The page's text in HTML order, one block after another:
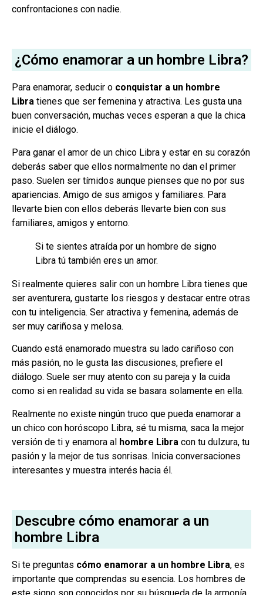
confrontaciones con nadie.
¿Cómo enamorar a un hombre Libra?
Para enamorar, seducir o conquistar a un hombre
Libra tienes que ser femenina y atractiva. Les gusta una
buen conversación, muchas veces esperan a que la chica
inicie el diálogo.
Para ganar el amor de un chico Libra y estar en su corazón
deberás saber que ellos normalmente no dan el primer
paso. Suelen ser tímidos aunque pienses que no por sus
apariencias. Amigo de sus amigos y familiares. Para
llevarte bien con ellos deberás llevarte bien con sus
familiares, amigos y entorno.
Si te sientes atraída por un hombre de signo
Libra tú también eres un amor.
Si realmente quieres salir con un hombre Libra tienes que
ser aventurera, gustarte los riesgos y destacar entre otras
con tu inteligencia. Ser atractiva y femenina, además de
ser muy cariñosa y melosa.
Cuando está enamorado muestra su lado cariñoso con
más pasión, no le gusta las discusiones, prefiere el
diálogo. Suele ser muy atento con su pareja y la cuida
como si en realidad su vida se basara solamente en ella.
Realmente no existe ningún truco que pueda enamorar a
un chico con horóscopo Libra, sé tu misma, saca la mejor
versión de ti y enamora al hombre Libra con tu dulzura, tu
pasión y la mejor de tus sonrisas. Inicia conversaciones
interesantes y muestra interés hacia él.
Descubre cómo enamorar a un
hombre Libra
Si te preguntas cómo enamorar a un hombre Libra, es
importante que comprendas su esencia. Los hombres de
este signo son conocidos por su búsqueda de la armonía